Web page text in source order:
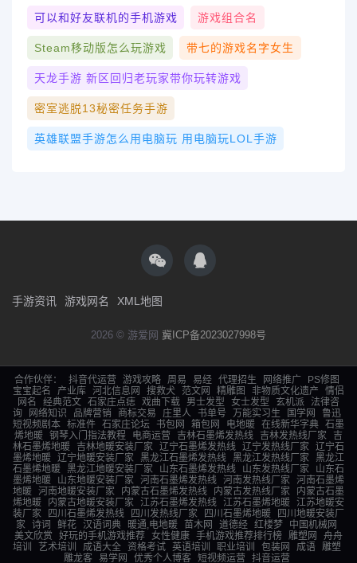
可以和好友联机的手机游戏 游戏组合名
Steam移动版怎么玩游戏 带七的游戏名字女生
天龙手游 新区回归老玩家带你玩转游戏
密室逃脱13秘密任务手游
英雄联盟手游怎么用电脑玩 用电脑玩LOL手游
手游资讯 游戏网名 XML地图
2026 © 游爱网 冀ICP备2023027998号
合作伙伴： 抖音代运营 游戏攻略 周易 易经 代理招生 网络推广
PS修图
宝宝起名
产业库 河北信息网 搜救犬 范文网 精雕图 非物质文化遗产
情侣
网名
经典范文 石家庄点痣 戏曲下载 男士发型 女士发型 玄机派
法律咨
询
网络知识 品牌营销 商标交易 庄里人 书单号 万能实习生 国学网
鲁迅
短视频剧本 标准件 石家庄论坛 书包网 箱包网 电地暖 在线新华字典 石墨
烯地暖 钢琴入门指法教程 电商运营 吉林石墨烯发热线 吉林发热线厂家
吉
林石墨烯地暖
吉林地暖安装厂家 辽宁石墨烯发热线 辽宁发热线厂家
辽宁石
墨烯地暖 辽宁地暖安装厂家 黑龙江石墨烯发热线 黑龙江发热线厂家
黑龙江
石墨烯地暖 黑龙江地暖安装厂家 山东石墨烯发热线 山东发热线厂家
山东石
墨烯地暖
山东地暖安装厂家 河南石墨烯发热线 河南发热线厂家
河南石墨烯
地暖 河南地暖安装厂家 内蒙古石墨烯发热线 内蒙古发热线厂家
内蒙古石墨
烯地暖
内蒙古地暖安装厂家 江苏石墨烯发热线 江苏石墨烯地暖
江苏地暖安
装厂家
四川石墨烯发热线 四川发热线厂家 四川石墨烯地暖
四川地暖安装厂
家
诗词 鲜花 汉语词典 暖通,电地暖 苗木网 道德经 红楼梦
中国机械网
美文欣赏
好玩的手机游戏推荐 女性健康 手机游戏推荐排行榜 雕塑网
舟舟
培训
艺术培训 成语大全 资格考试 英语培训 职业培训 包装网 成语
雕塑
雕龙客
易学网 优秀个人博客 短视频运营 抖音运营